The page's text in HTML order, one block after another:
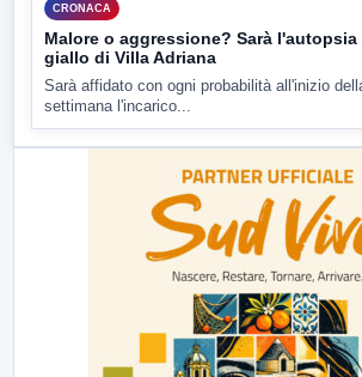
CRONACA
Malore o aggressione? Sarà l'autopsia
giallo di Villa Adriana
Sarà affidato con ogni probabilità all'inizio
settimana l'incarico...